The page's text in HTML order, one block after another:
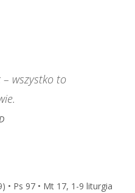
– wszystko to
• Ps 97 • Mt 17, 1-9 liturgia